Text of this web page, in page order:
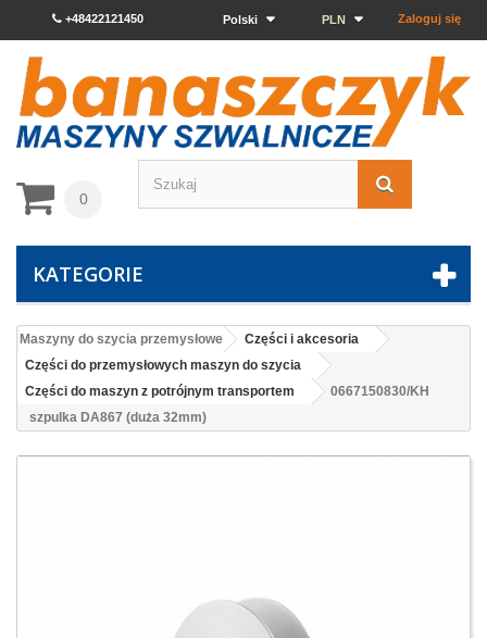
Zaloguj się
PLN
Polski
+48422121450
0
KATEGORIE
Maszyny do szycia przemysłowe
Części i akcesoria
Części do przemysłowych maszyn do szycia
Części do maszyn z potrójnym transportem
0667150830/KH
szpulka DA867 (duża 32mm)